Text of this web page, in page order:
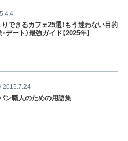
できるカフェ25選！もう迷わない目的
デート）最強ガイド【2025年】
2015.7.24
ン職人のための用語集